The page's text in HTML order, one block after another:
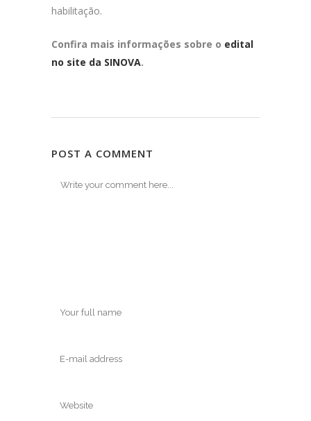
habilitação.
Confira mais informações sobre o edital
no site da SINOVA.
POST A COMMENT